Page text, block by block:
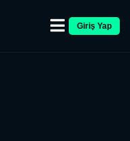
Giriş Yap